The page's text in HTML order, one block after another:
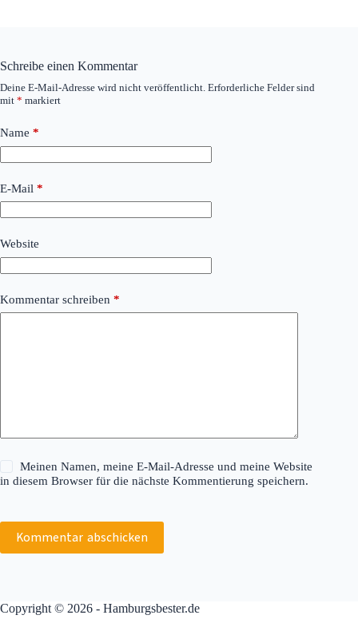
Schreibe einen Kommentar
Deine E-Mail-Adresse wird nicht veröffentlicht. Erforderliche Felder sind
mit * markiert
Name *
E-Mail *
Website
Kommentar schreiben *
Meinen Namen, meine E-Mail-Adresse und meine Website
in diesem Browser für die nächste Kommentierung speichern.
Kommentar abschicken
Copyright © 2026 - Hamburgsbester.de